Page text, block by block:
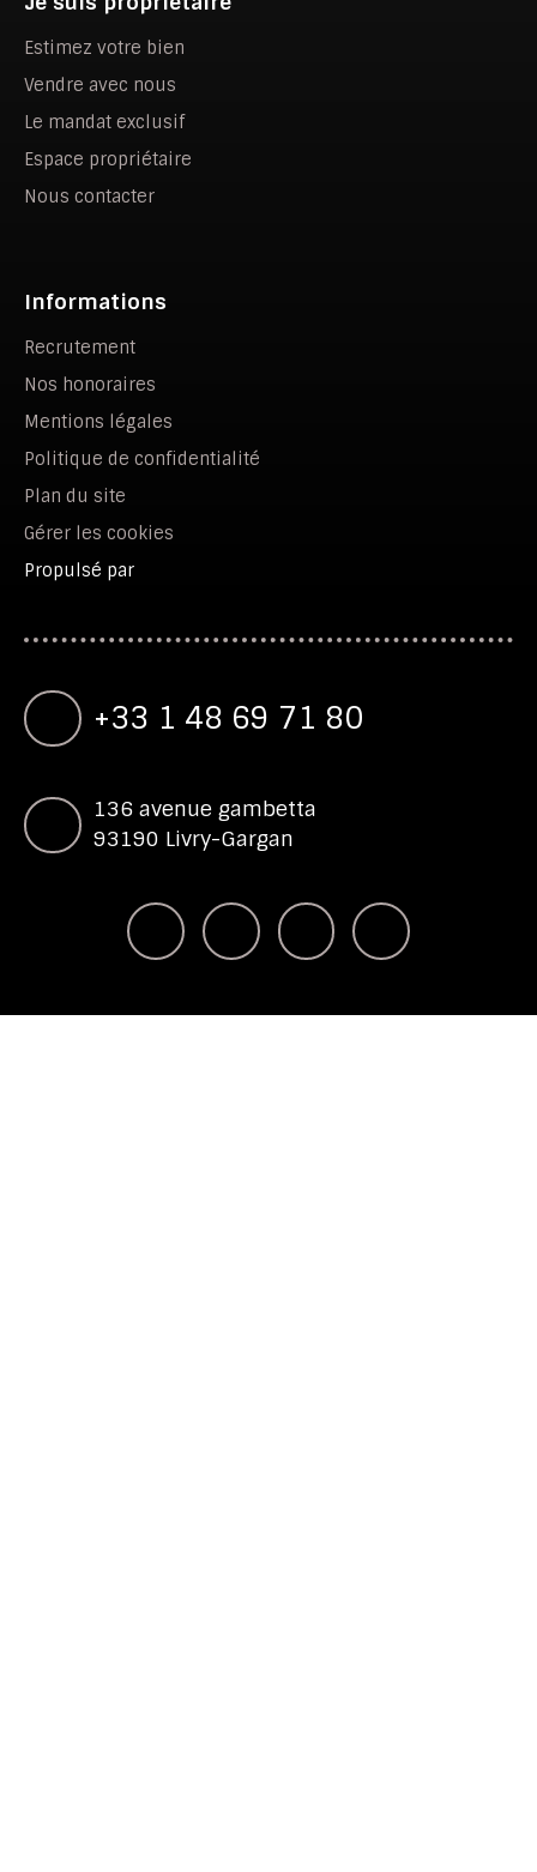
Estimez votre bien
Vendre avec nous
Le mandat exclusif
Espace propriétaire
Nous contacter
Informations
Recrutement
Nos honoraires
Mentions légales
Politique de confidentialité
Plan du site
Gérer les cookies
Propulsé par
+33 1 48 69 71 80
136 avenue gambetta
93190 Livry-Gargan